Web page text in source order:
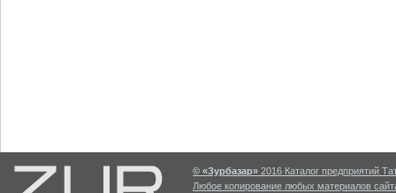
© «Зурбазар» 2016 Каталог предприятий
Любое копирование любых материалов